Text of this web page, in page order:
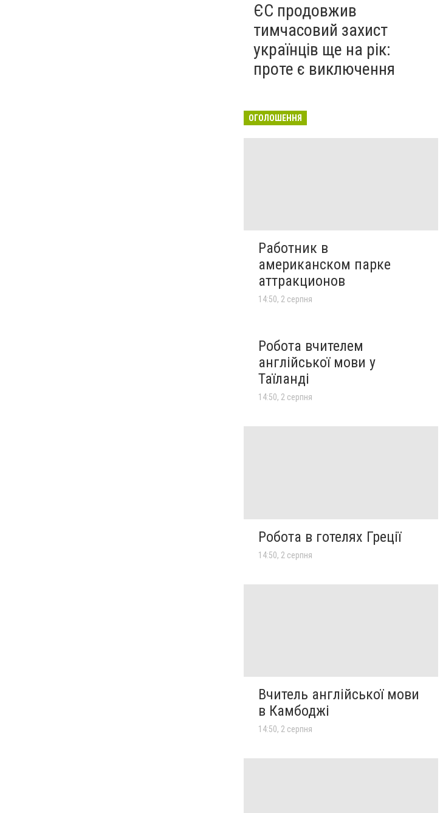
ЄС продовжив
тимчасовий захист
українців ще на рік:
проте є виключення
ОГОЛОШЕННЯ
Работник в
американском парке
аттракционов
14:50, 2 серпня
Робота вчителем
англійської мови у
Таїланді
14:50, 2 серпня
Робота в готелях Греції
14:50, 2 серпня
Вчитель англійської мови
в Камбоджі
14:50, 2 серпня